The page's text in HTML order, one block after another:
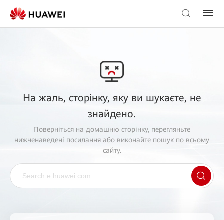
На жаль, сторінку, яку ви шукаєте, не
знайдено.
Поверніться на домашню сторінку, перегляньте
нижченаведені посилання або виконайте пошук по всьому
сайту.